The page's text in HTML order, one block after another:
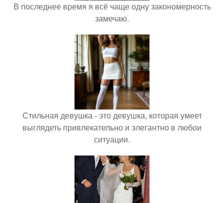
В последнее время я всё чаще одну закономерность
замечаю.
Стильная девушка - это девушка, которая умеет
выглядеть привлекательно и элегантно в любои
ситуации.